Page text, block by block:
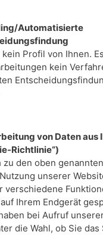
Automatisierte
Profil von Ihnen.
kein
von Daten aus
zu den oben
unserer
verschiedene
Ihrem Endgerät
bei Aufruf
die Wahl, ob Sie das